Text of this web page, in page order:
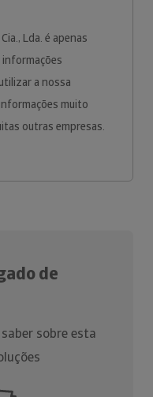
Lda. é apenas
informações
a nossa
muito
outras empresas.
de
sobre esta